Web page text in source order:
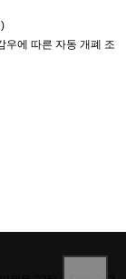
우에 따른 자동 개폐 조